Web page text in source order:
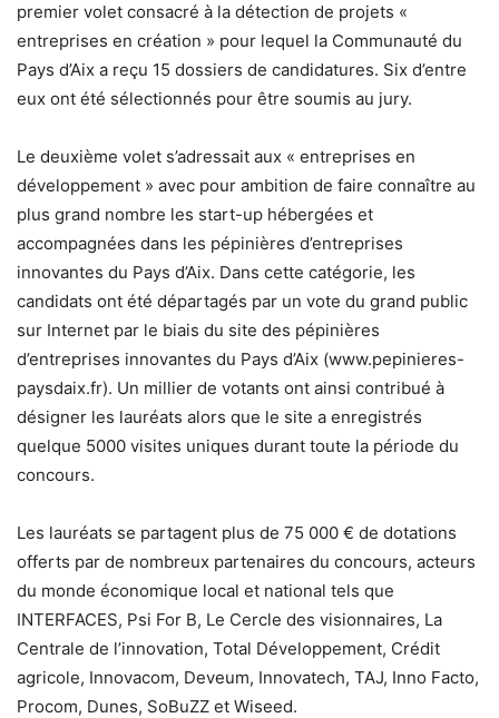
premier volet consacré à la détection de projets «
entreprises en création » pour lequel la Communauté du
Pays d’Aix a reçu 15 dossiers de candidatures. Six d’entre
eux ont été sélectionnés pour être soumis au jury.
Le deuxième volet s’adressait aux « entreprises en
développement » avec pour ambition de faire connaître au
plus grand nombre les start-up hébergées et
accompagnées dans les pépinières d’entreprises
innovantes du Pays d’Aix. Dans cette catégorie, les
candidats ont été départagés par un vote du grand public
sur Internet par le biais du site des pépinières
d’entreprises innovantes du Pays d’Aix (www.pepinieres-
paysdaix.fr). Un millier de votants ont ainsi contribué à
désigner les lauréats alors que le site a enregistrés
quelque 5000 visites uniques durant toute la période du
concours.
Les lauréats se partagent plus de 75 000 € de dotations
offerts par de nombreux partenaires du concours, acteurs
du monde économique local et national tels que
INTERFACES, Psi For B, Le Cercle des visionnaires, La
Centrale de l’innovation, Total Développement, Crédit
agricole, Innovacom, Deveum, Innovatech, TAJ, Inno Facto,
Procom, Dunes, SoBuZZ et Wiseed.